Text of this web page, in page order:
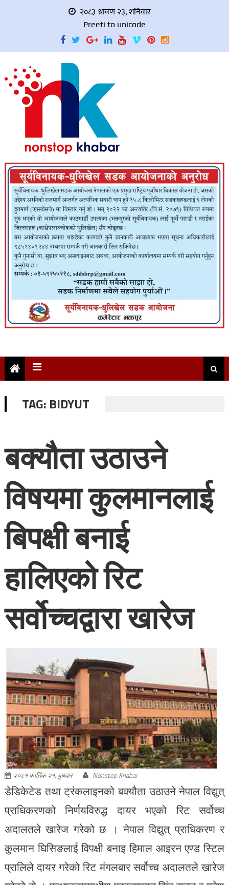
२०८३ श्रावण २३, शनिवार
Preeti to unicode
TAG: BIDYUT
बक्यौता उठाउने
विषयमा कुलमानलाई
बिपक्षी बनाई
हालिएको रिट
सर्वोच्चद्वारा खारेज
२०८१ कार्तिक २१, बुधवार Nonstop Khabar
डेडिकेटेड तथा ट्रंकलाइनको बक्यौता उठाउने नेपाल विद्युत्
प्राधिकरणको निर्णयविरुद्ध दायर भएको रिट सर्वोच्च
अदालतले खारेज गरेको छ । नेपाल विद्युत् प्राधिकरण र
कुलमान घिसिङलाई विपक्षी बनाइ हिमाल आइरन एण्ड स्टिल
प्रालिले दायर गरेको रिट मंगलबार सर्वोच्च अदालतले खारेज